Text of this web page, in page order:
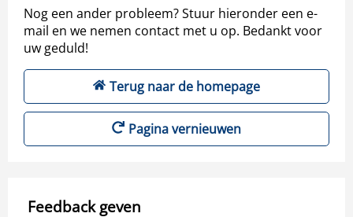
Nog een ander probleem? Stuur hieronder een e-
mail en we nemen contact met u op. Bedankt voor
uw geduld!
Terug naar de homepage
Pagina vernieuwen
Feedback geven